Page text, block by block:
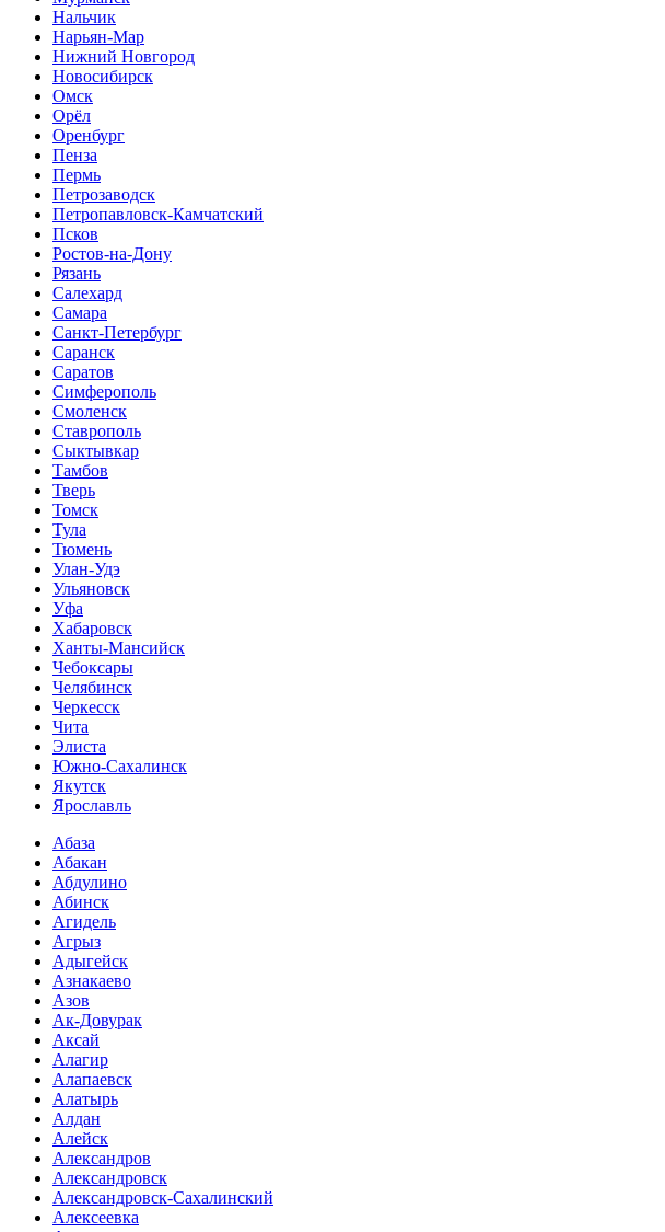
Нальчик
Нарьян-Мар
Нижний Новгород
Новосибирск
Омск
Орёл
Оренбург
Пенза
Пермь
Петрозаводск
Петропавловск-Камчатский
Псков
Ростов-на-Дону
Рязань
Салехард
Самара
Санкт-Петербург
Саранск
Саратов
Симферополь
Смоленск
Ставрополь
Сыктывкар
Тамбов
Тверь
Томск
Тула
Тюмень
Улан-Удэ
Ульяновск
Уфа
Хабаровск
Ханты-Мансийск
Чебоксары
Челябинск
Черкесск
Чита
Элиста
Южно-Сахалинск
Якутск
Ярославль
Абаза
Абакан
Абдулино
Абинск
Агидель
Агрыз
Адыгейск
Азнакаево
Азов
Ак-Довурак
Аксай
Алагир
Алапаевск
Алатырь
Алдан
Алейск
Александров
Александровск
Александровск-Сахалинский
Алексеевка